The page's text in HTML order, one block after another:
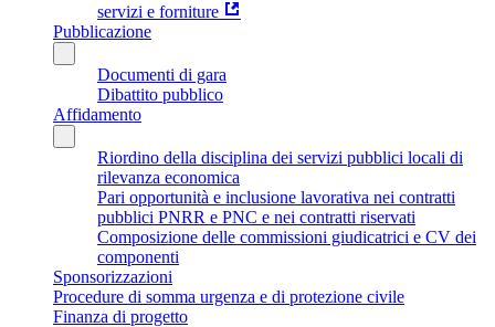
servizi e forniture
Pubblicazione
Documenti di gara
Dibattito pubblico
Affidamento
Riordino della disciplina dei servizi pubblici locali di
rilevanza economica
Pari opportunità e inclusione lavorativa nei contratti
pubblici PNRR e PNC e nei contratti riservati
Composizione delle commissioni giudicatrici e CV dei
componenti
Sponsorizzazioni
Procedure di somma urgenza e di protezione civile
Finanza di progetto